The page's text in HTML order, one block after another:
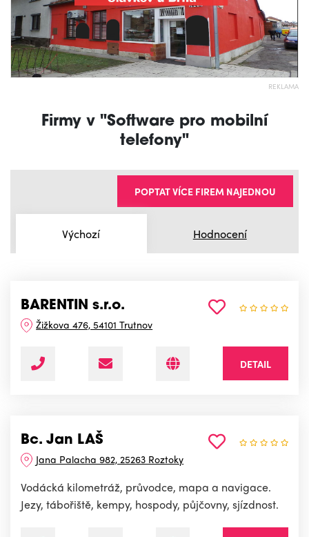
REKLAMA
Firmy v "Software pro mobilní
telefony"
Výchozí Hodnocení
POPTAT VÍCE FIREM NAJEDNOU
BARENTIN s.r.o.
Žižkova 476, 54101 Trutnov
DETAIL
Bc. Jan LAŠ
Jana Palacha 982, 25263 Roztoky
Vodácká kilometráž, průvodce, mapa a navigace.
Jezy, tábořiště, kempy, hospody, půjčovny, sjízdnost.